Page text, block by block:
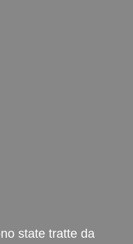
state tratte da